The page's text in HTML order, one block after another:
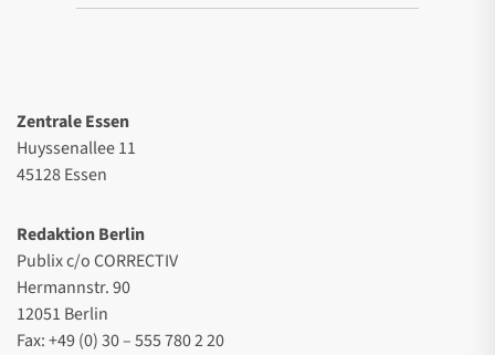
Zentrale Essen
Huyssenallee 11
45128 Essen
Redaktion Berlin
Publix c/o CORRECTIV
Hermannstr. 90
12051 Berlin
Fax: +49 (0) 30 – 555 780 2 20